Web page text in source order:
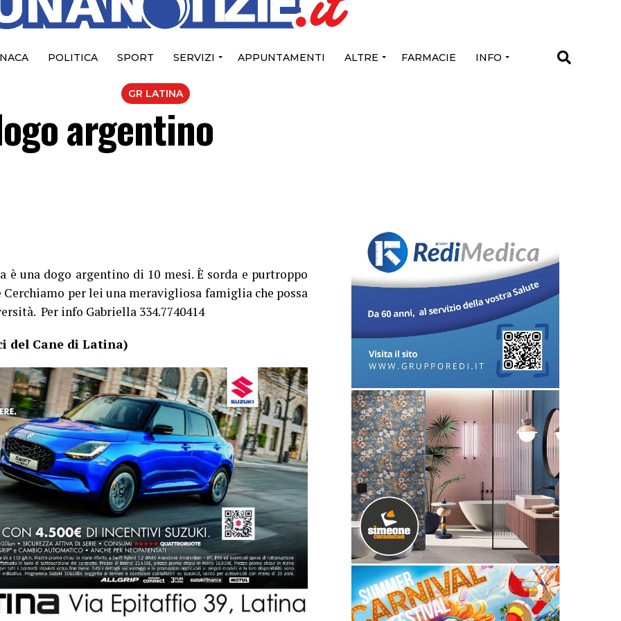
POLITICA SPORT SERVIZI APPUNTAMENTI ALTRE FARMACIE INFO
GR LATINA
argentino
è una dogo argentino di 10 mesi. È sorda e purtroppo
Cerchiamo per lei una meravigliosa famiglia che possa
Per info Gabriella 334.7740414
del Cane di Latina)